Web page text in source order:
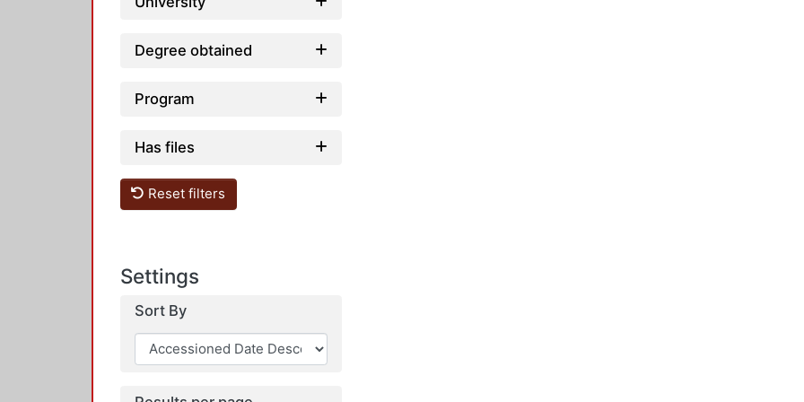
Degree obtained
Program
Has files
Reset filters
Settings
Sort By